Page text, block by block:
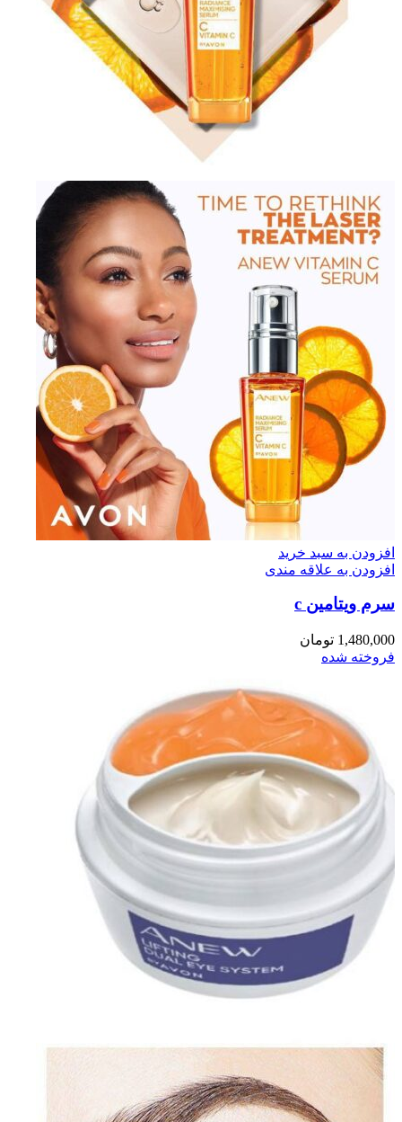
افزودن به سبد خرید
افزودن به علاقه مندی
سرم ويتامين c
1,480,000 تومان
فروخته شده